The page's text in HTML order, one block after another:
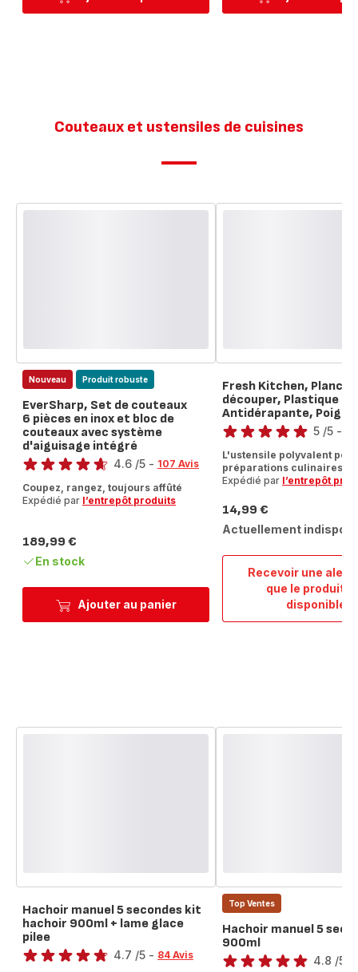
Couteaux et ustensiles de cuisines
Ajouter au panier
Nouveau Produit robuste
EverSharp, Set de couteaux
6 pièces en inox et bloc de
couteaux avec système
d'aiguisage intégré
Note
4.6 /5 - 107 Avis
Coupez, rangez, toujours affûté
Expédié par l’entrepôt produits
Prix
189,99 €
En stock
Recevoir une
que le produit
disponible
Fresh
Fresh Kitchen,
découper, Plastique
Antidérapante,
Note
5
étoiles
5 /5 -
L'ustensile polyvalent
préparations culinaires
Expédié par l’entrepôt
Prix
14,99 €
Actuellement
Hachoir manuel 5 secondes kit
hachoir 900ml + lame glace
pilee
Note
4.7 /5 - 84 Avis
Top Ventes
Hachoir manuel 5
900ml
Note
4.8 /5